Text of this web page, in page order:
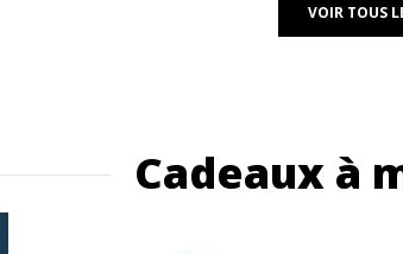
VOIR TOUS
Cadeaux à